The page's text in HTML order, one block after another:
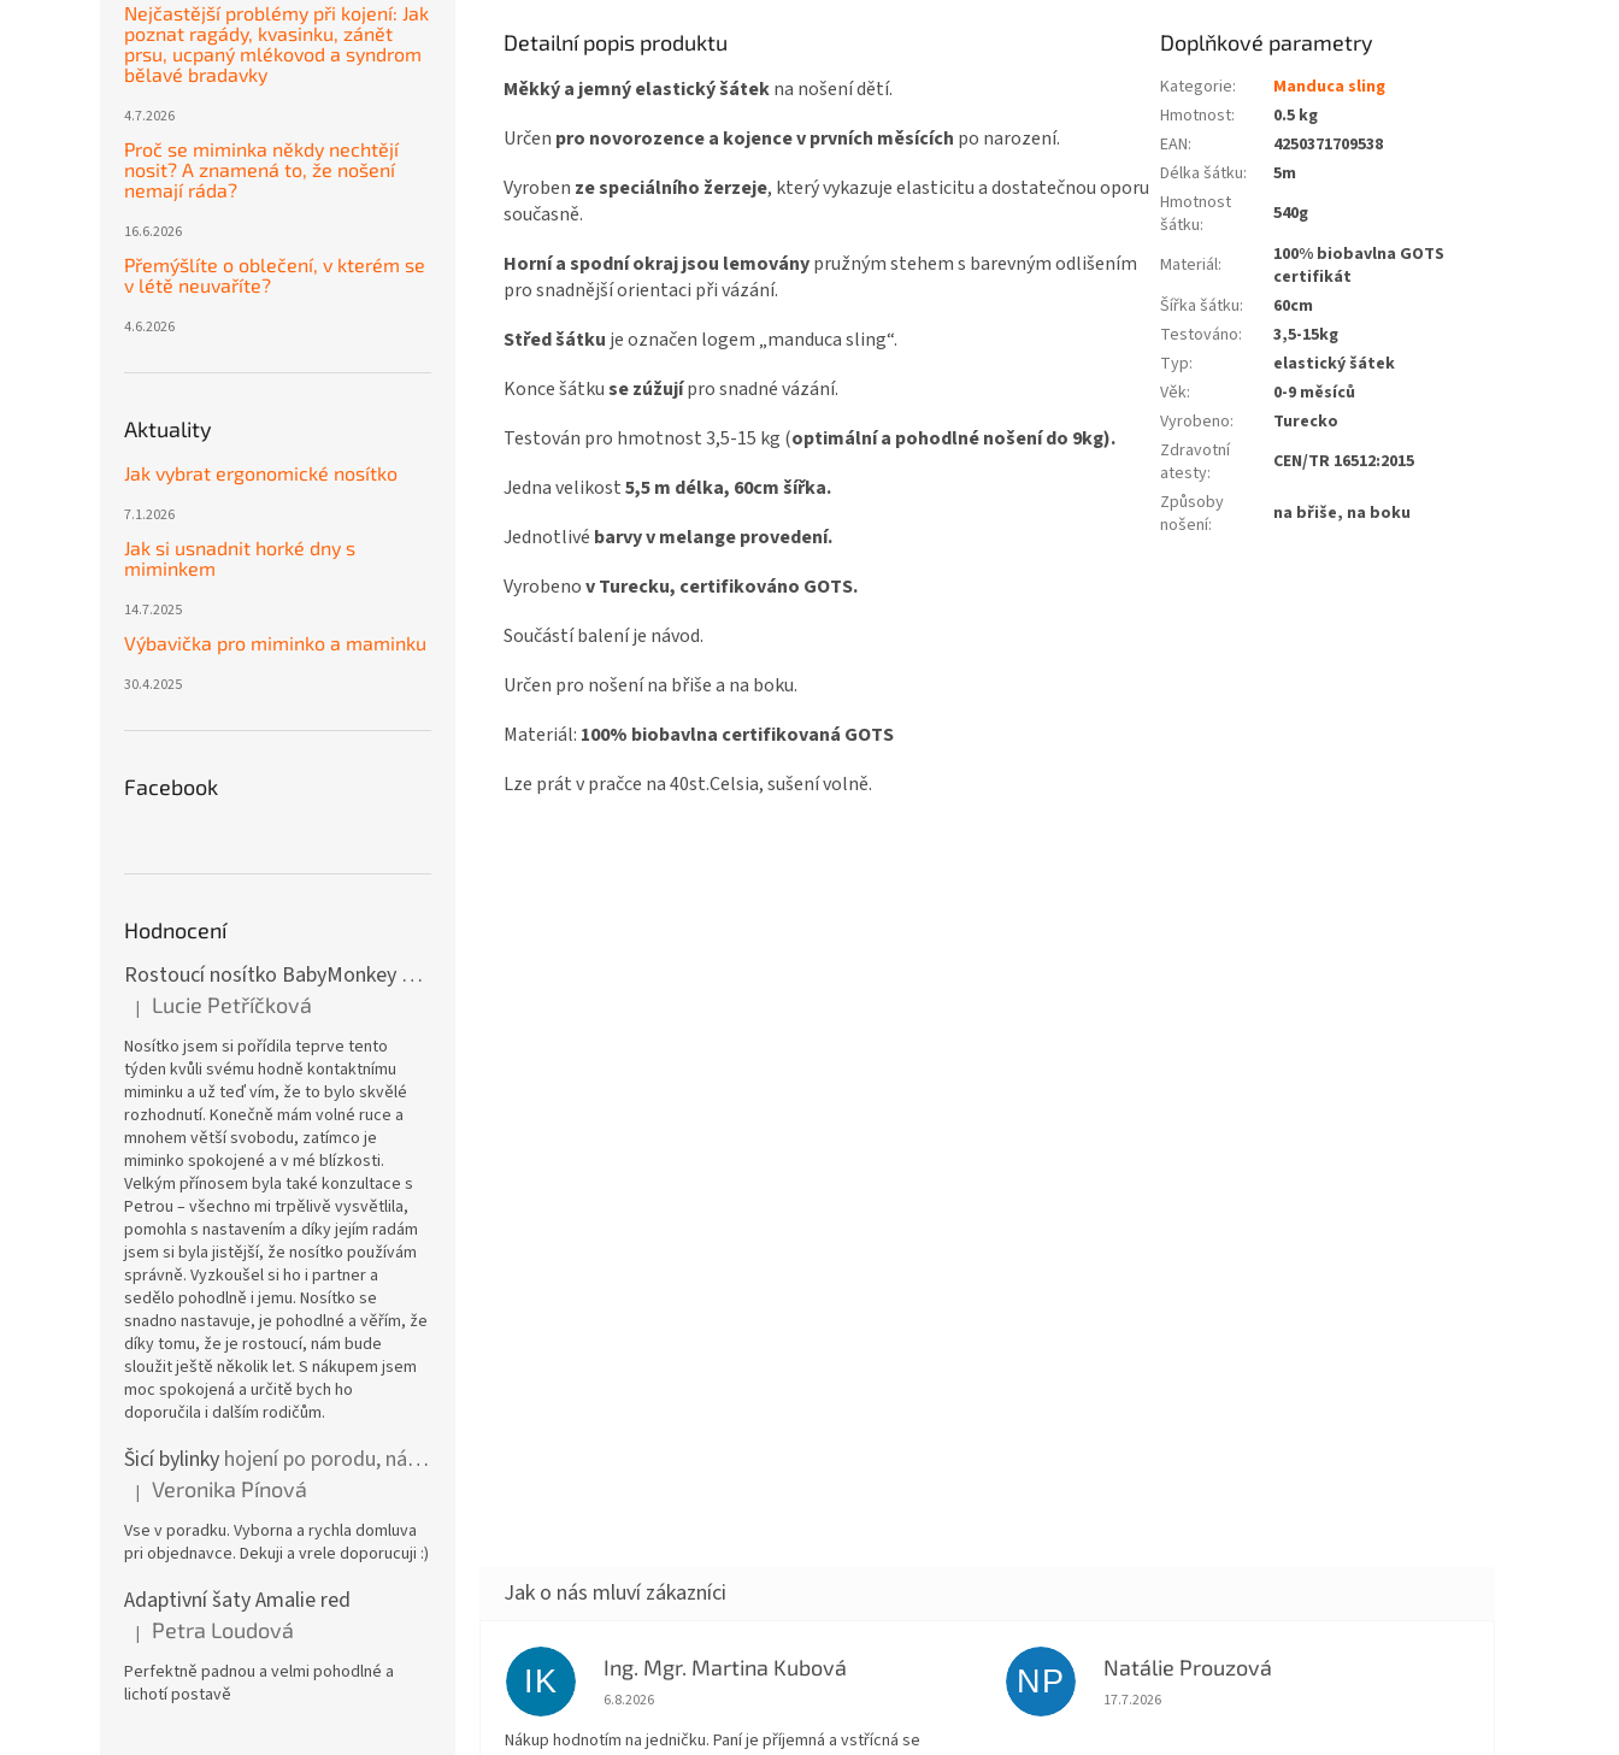
Nejčastější problémy při kojení: Jak
poznat ragády, kvasinku, zánět
prsu, ucpaný mlékovod a syndrom
bělavé bradavky
4.7.2026
Proč se miminka někdy nechtějí
nosit? A znamená to, že nošení
nemají ráda?
16.6.2026
Přemýšlíte o oblečení, v kterém se
v létě neuvaříte?
4.6.2026
Aktuality
Jak vybrat ergonomické nosítko
7.1.2026
Jak si usnadnit horké dny s
miminkem
14.7.2025
Výbavička pro miminko a maminku
30.4.2025
Facebook
Hodnocení
Rostoucí nosítko BabyMonkey Original Essential - khaki zelené
Hodnocení produktu je 5 z 5 hvězdiček.
| Lucie Petříčková
Nosítko jsem si pořídila teprve tento
týden kvůli svému hodně kontaktnímu
miminku a už teď vím, že to bylo skvělé
rozhodnutí. Konečně mám volné ruce a
mnohem větší svobodu, zatímco je
miminko spokojené a v mé blízkosti.
Velkým přínosem byla také konzultace s
Petrou – všechno mi trpělivě vysvětlila,
pomohla s nastavením a díky jejím radám
jsem si byla jistější, že nosítko používám
správně. Vyzkoušel si ho i partner a
sedělo pohodlně i jemu. Nosítko se
snadno nastavuje, je pohodlné a věřím, že
díky tomu, že je rostoucí, nám bude
sloužit ještě několik let. S nákupem jsem
moc spokojená a určitě bych ho
doporučila i dalším rodičům.
Šicí bylinky hojení po porodu, nástřih a jizvy
Hodnocení produktu je 5 z 5 hvězdiček.
| Veronika Pínová
Vse v poradku. Vyborna a rychla domluva
pri objednavce. Dekuji a vrele doporucuji :)
Adaptivní šaty Amalie red
Hodnocení produktu je 5 z 5 hvězdiček.
| Petra Loudová
Perfektně padnou a velmi pohodlné a
lichotí postavě
Detailní popis produktu
Měkký a jemný elastický šátekna nošení dětí.
Určen pro novorozence a kojence v prvních měsících po narození.
Vyroben ze speciálního žerzeje, který vykazuje elasticitu a dostatečnou oporu
současně.
Horní a spodní okraj jsou lemoványpružným stehem s barevným odlišením
pro snadnější orientaci při vázání.
Střed šátku je označen logem „manduca sling“.
Konce šátkuse zúžujípro snadné vázání.
Testován pro hmotnost 3,5-15 kg (optimální a pohodlné nošení do 9kg).
Jedna velikost5,5 m délka, 60cm šířka.
Jednotlivé barvy v melange provedení.
Vyrobenov Turecku, certifikováno GOTS.
Součástí balení je návod.
Určen pro nošení na břiše a na boku.
Materiál: 100% biobavlna certifikovaná GOTS
Lze prát v pračce na 40st.Celsia, sušení volně.
Doplňkové parametry
Kategorie:
Manduca sling
Hmotnost:
0.5 kg
EAN:
4250371709538
Délka šátku:
5m
Hmotnost
šátku: 540g
Materiál:
100% biobavlna GOTS
certifikát
Šířka šátku:
60cm
Testováno:
3,5-15kg
Typ:
elastický šátek
Věk:
0-9 měsíců
Vyrobeno:
Turecko
Zdravotní
atesty:
CEN/TR 16512:2015
Způsoby
nošení: na břiše, na boku
IK Ing. Mgr. Martina Kubová
Hodnocení obchodu je 5 z 5 hvězdiček.
6.8.2026
Nákup hodnotím na jedničku. Paní je příjemná a vstřícná se
NP Natálie Prouzová
Hodnocení obchodu je 5 z 5 hvězdiček.
17.7.2026